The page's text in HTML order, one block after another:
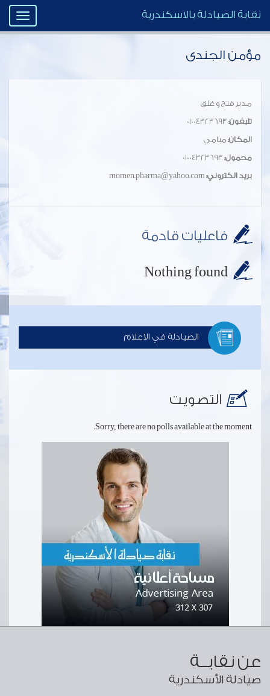
Toggle
نقابة الصيادلة بالاسكندرية
مؤمن الجندى
مدير فتح و غلق
تليفون:
المكان: ميامي
محمول:
بريد الكتروني:
فاعليات قادمة
Nothing found
الصيادلة في الاعلام
التصويت
Sorry, there are no polls available at the moment.
عن نقابــة
صيادلة الأسكندرية